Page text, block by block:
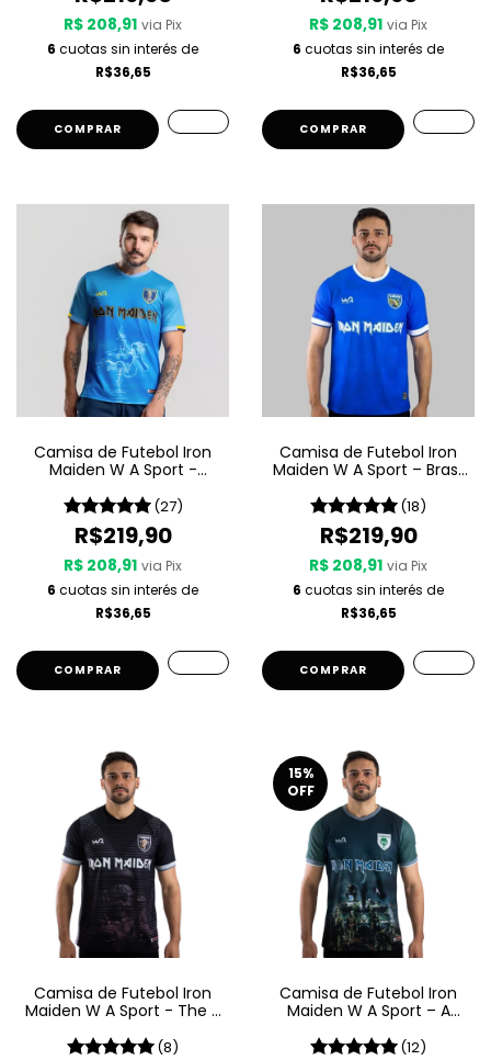
R$ 208,91 via Pix
6 cuotas sin interés de
R$36,65
COMPRAR
R$ 208,91 via Pix
6 cuotas sin interés de
R$36,65
COMPRAR
Camisa de Futebol Iron
Maiden W A Sport -
Son
(27)
R$219,90
R$ 208,91 via Pix
6 cuotas sin interés de
R$36,65
COMPRAR
Camisa de Futebol Iron
Maiden W A Sport – Brasil
(18)
R$219,90
R$ 208,91 via Pix
6 cuotas sin interés de
R$36,65
COMPRAR
Camisa de Futebol Iron
Maiden W A Sport - The X
(8)
15%
OFF
Camisa de Futebol Iron
Maiden W A Sport – A
(12)